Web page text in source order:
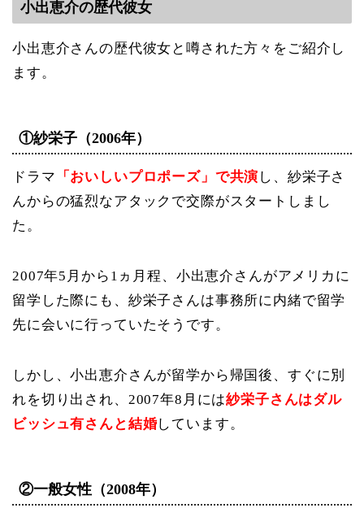
小出恵介の歴代彼女
小出恵介さんの歴代彼女と噂された方々をご紹介し
ます。
①紗栄子（2006年）
ドラマ 「おいしいプロポーズ」で共演 し、紗栄子さ
んからの猛烈なアタックで交際がスタートしまし
た。
2007年5月から1ヵ月程、小出恵介さんがアメリカに
留学した際にも、紗栄子さんは事務所に内緒で留学
先に会いに行っていたそうです。
しかし、小出恵介さんが留学から帰国後、すぐに別
れを切り出され、2007年8月には紗栄子さんはダル
ビッシュ有さんと結婚しています。
②一般女性（2008年）